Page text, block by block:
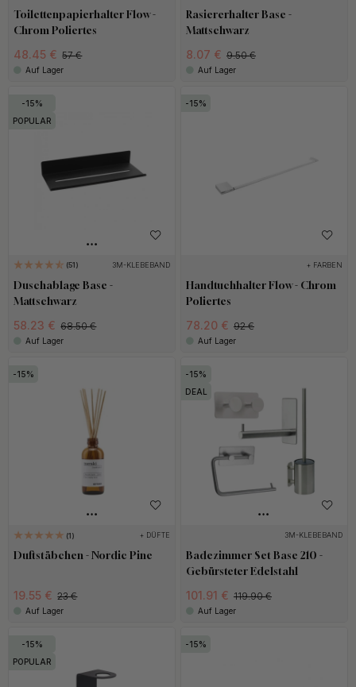
Toilettenpapierhalter Flow -
Chrom Poliertes
48.45 € 57 €
Auf Lager
Rasiererhalter Base -
Mattschwarz
8.07 € 9.50 €
Auf Lager
15
POPULAR
51 3M-KLEBEBAND
Duschablage Base -
Mattschwarz
58.23 € 68.50 €
Auf Lager
15
+ FARBEN
Handtuchhalter Flow - Chrom
Poliertes
78.20 € 92 €
Auf Lager
15
1 + DÜFTE
Duftstäbchen - Nordic Pine
19.55 € 23 €
Auf Lager
15
DEAL
3M-KLEBEBAND
Badezimmer Set Base 210 -
Gebürsteter Edelstahl
101.91 € 119.90 €
Auf Lager
15
POPULAR
15